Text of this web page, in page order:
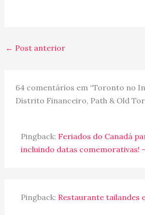
← Post anterior
64 comentários em “Toronto no
Distrito Financeiro, Path & Old
Pingback: Feriados do Canadá
incluindo datas comemorativas!
Pingback: Restaurante tailandes